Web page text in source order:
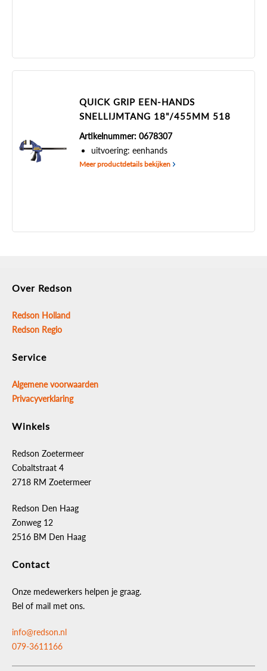
QUICK GRIP EEN-HANDS
SNELLIJMTANG 18"/455MM 518
Artikelnummer: 0678307
uitvoering: eenhands
Meer productdetails bekijken
Over Redson
Redson Holland
Redson Regio
Service
Algemene voorwaarden
Privacyverklaring
Winkels
Redson Zoetermeer
Cobaltstraat 4
2718 RM Zoetermeer
Redson Den Haag
Zonweg 12
2516 BM Den Haag
Contact
Onze medewerkers helpen je graag.
Bel of mail met ons.
info@redson.nl
079-3611166